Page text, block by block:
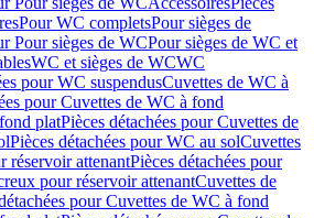
Pour WC completsPour sièges de
Pour sièges de WCPour sièges de WC et
WC et sièges de WCWC
pour WC suspendusCuvettes de WC à
pour Cuvettes de WC à fond
platPièces détachées pour Cuvettes de
Pièces détachées pour WC au solCuvettes
réservoir attenantPièces détachées pour
pour réservoir attenantCuvettes de
pour Cuvettes de WC à fond